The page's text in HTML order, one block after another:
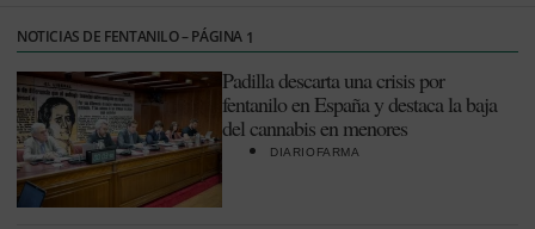
NOTICIAS DE FENTANILO – PÁGINA 1
Padilla descarta una crisis por
fentanilo en España y destaca la baja
del cannabis en menores
DIARIOFARMA